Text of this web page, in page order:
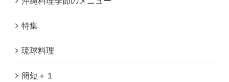
特集
琉球料理
簡短＋１